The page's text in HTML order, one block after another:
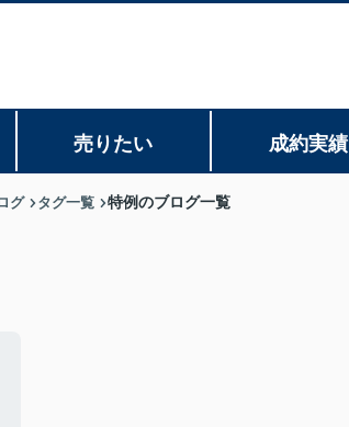
売りたい 成約実績
グ タグ一覧 特例のブログ一覧